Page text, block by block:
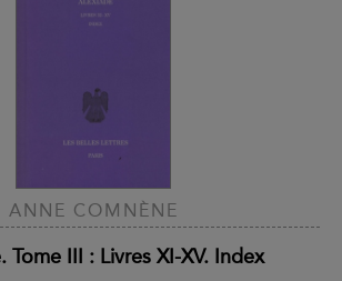
ANNE COMNÈNE
Tome III : Livres XI-XV. Index